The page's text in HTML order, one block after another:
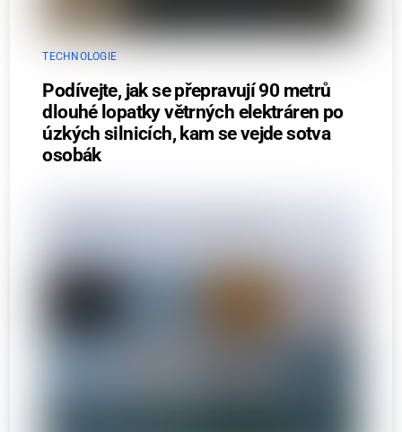
TECHNOLOGIE
Podívejte, jak se přepravují 90 metrů
dlouhé lopatky větrných elektráren po
úzkých silnicích, kam se vejde sotva
osobák